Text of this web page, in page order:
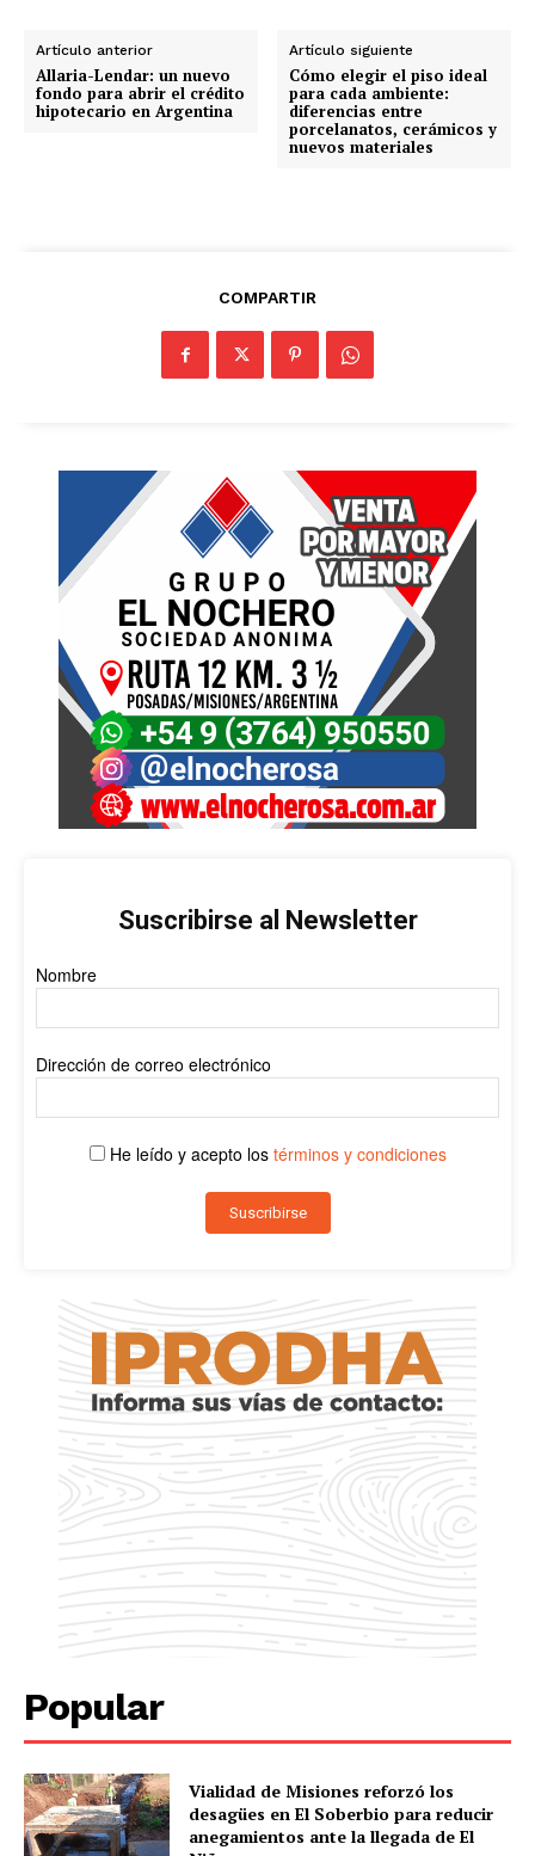
Artículo anterior
Allaria-Lendar: un nuevo
fondo para abrir el crédito
hipotecario en Argentina
Artículo siguiente
Cómo elegir el piso ideal
para cada ambiente:
diferencias entre
porcelanatos, cerámicos y
nuevos materiales
COMPARTIR
Suscribirse al Newsletter
Nombre
Dirección de correo electrónico
He leído y acepto los términos y condiciones
Popular
Vialidad de Misiones reforzó los
desagües en El Soberbio para reducir
anegamientos ante la llegada de El